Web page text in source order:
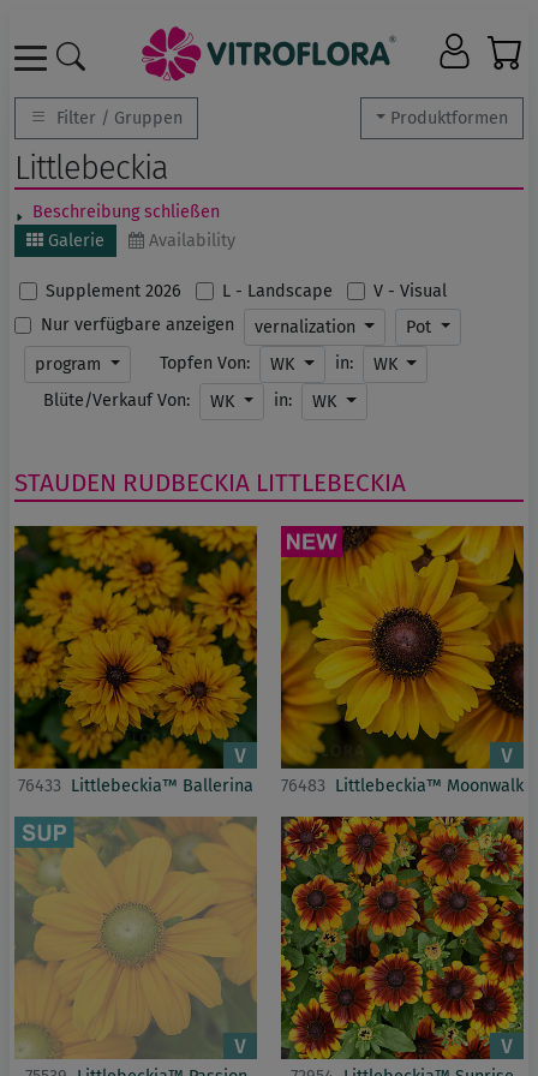
Produktformen
Filter / Gruppen
Littlebeckia
Beschreibung schließen
Galerie
Availability
Supplement 2026 L - Landscape
V - Visual
Nur verfügbare anzeigen
vernalization
Pot
program
Topfen Von: WK in:
WK
Blüte/Verkauf Von:
WK in: WK
STAUDEN RUDBECKIA LITTLEBECKIA
76433 Littlebeckia™ Ballerina 76483 Littlebeckia™ Moonwalk